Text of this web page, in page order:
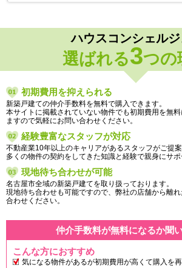
ハウスコンシェルジ
選ばれる3つの
初期費用を抑えられる
新築戸建ての仲介手数料を無料で購入できます。
本サイトに掲載されていない物件でも初期費用を無
ますので気軽にお問い合わせください。
経験豊富なスタッフが対応
不動産業10年以上のキャリアがあるスタッフがご提案
多くの物件の契約をしてきた知識と経験で親身にサポ
現地待ち合わせが可能
名古屋市全域の新築戸建てを取り扱っております。
現地待ち合わせも可能ですので、弊社の店舗から離
合わせください。
仲介手数料が無料になるか聞
こんな方におすすめ
気になる物件があるが初期費用が高くて購入を再